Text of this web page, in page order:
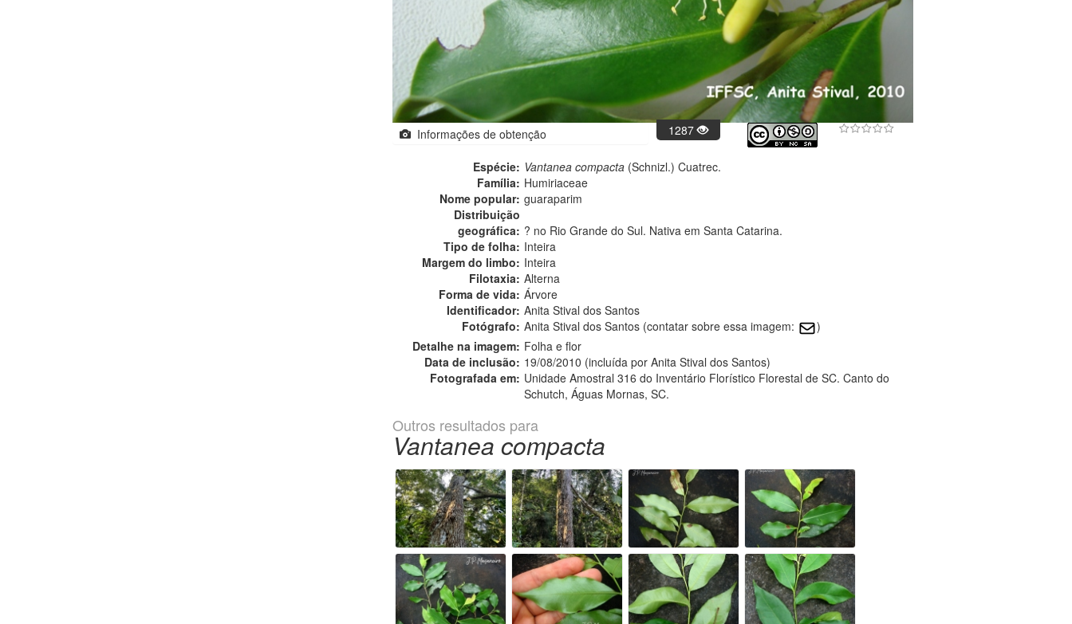
Informações de obtenção 1287
Espécie: Vantanea compacta (Schnizl.) Cuatrec.
Família: Humiriaceae
Nome popular: guaraparim
Distribuição
geográfica: ? no Rio Grande do Sul. Nativa em Santa Catarina.
Tipo de folha: Inteira
Margem do limbo: Inteira
Filotaxia: Alterna
Forma de vida: Árvore
Identificador: Anita Stival dos Santos
Fotógrafo: Anita Stival dos Santos (contatar sobre essa imagem:
)
Detalhe na imagem: Folha e flor
Data de inclusão: 19/08/2010 (incluída por Anita Stival dos Santos)
Fotografada em: Unidade Amostral 316 do Inventário Florístico Florestal de SC. Canto do
Schutch, Águas Mornas, SC.
Outros resultados para
Vantanea compacta